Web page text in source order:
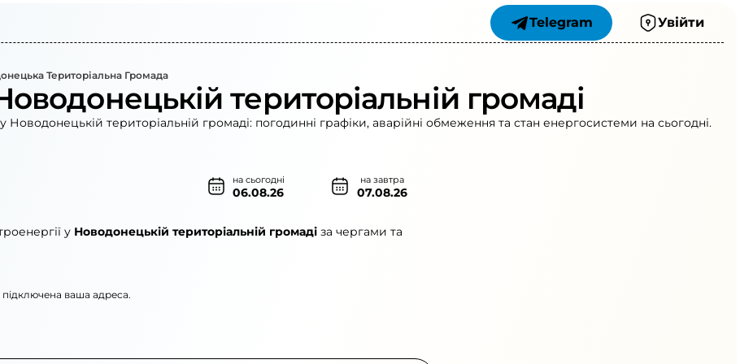
Telegram Увійти
Територіальна Громада
територіальній громаді
територіальній громаді: погодинні графіки, аварійні обмеження та стан енергосистеми на сьогодні.
на сьогодні
06.08.26
на завтра
07.08.26
у Новодонецькій територіальній громаді за чергами та
підключена ваша адреса.